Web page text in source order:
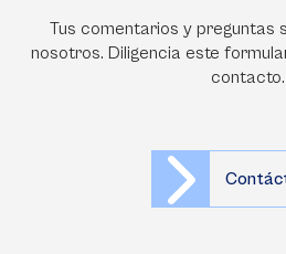
Tus comentarios y preguntas
nosotros. Diligencia este
contacto.